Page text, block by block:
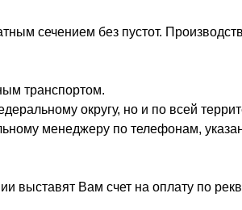
сечением без пустот.
транспортом.
округу, но и по всей
менеджеру по телефонам,
Вам счет на оплату по